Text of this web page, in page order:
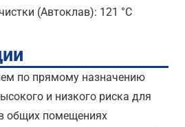
(Автоклав): 121 °C
по прямому назначению
и низкого риска для
общих помещениях